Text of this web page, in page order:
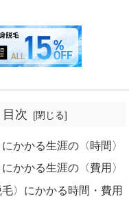
目次
かかる生涯の〈時間〉
かかる生涯の〈費用〉
毛〉にかかる時間・費用